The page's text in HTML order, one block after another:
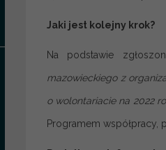
Jaki jest kolejny krok?
Na podstawie
mazowieckiego z
o wolontariacie na 2022
Programem współpracy,